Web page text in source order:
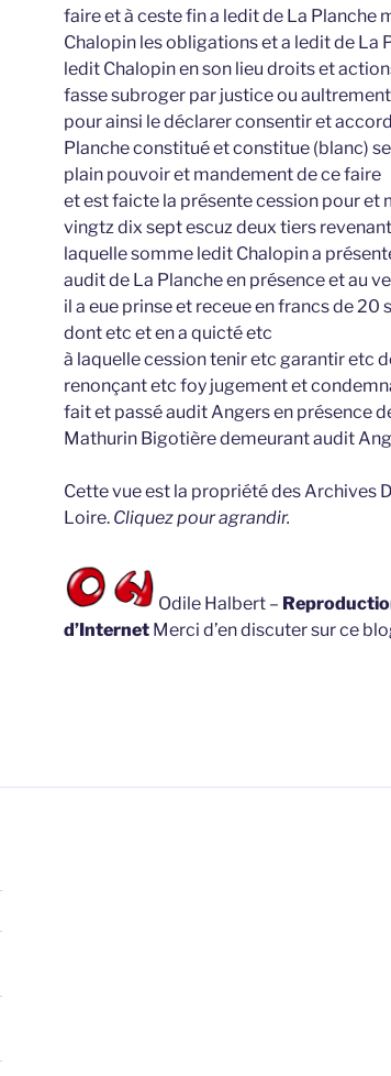
faire et à ceste fin a ledit de La Planche
Chalopin les obligations et a ledit de La
ledit Chalopin en son lieu droits et
fasse subroger par justice ou
pour ainsi le déclarer consentir et
Planche constitué et constitue (blanc)
plain pouvoir et mandement de ce faire
et est faicte la présente cession pour et
vingtz dix sept escuz deux tiers
laquelle somme ledit Chalopin a
audit de La Planche en présence et au
il a eue prinse et receue en francs de 20
dont etc et en a quicté etc
à laquelle cession tenir etc garantir etc
renonçant etc foy jugement et
fait et passé audit Angers en présence
Mathurin Bigotière demeurant audit
Cette vue est la propriété des Archives
Loire. Cliquez pour agrandir.
Odile Halbert –
d’Internet Merci d’en discuter sur ce